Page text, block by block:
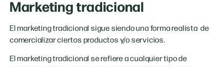
Marketing tradicional
El marketing tradicional sigue siendo una forma realista de
comercializar ciertos productos y/o servicios.
El marketing tradicional se refiere a cualquier tipo de